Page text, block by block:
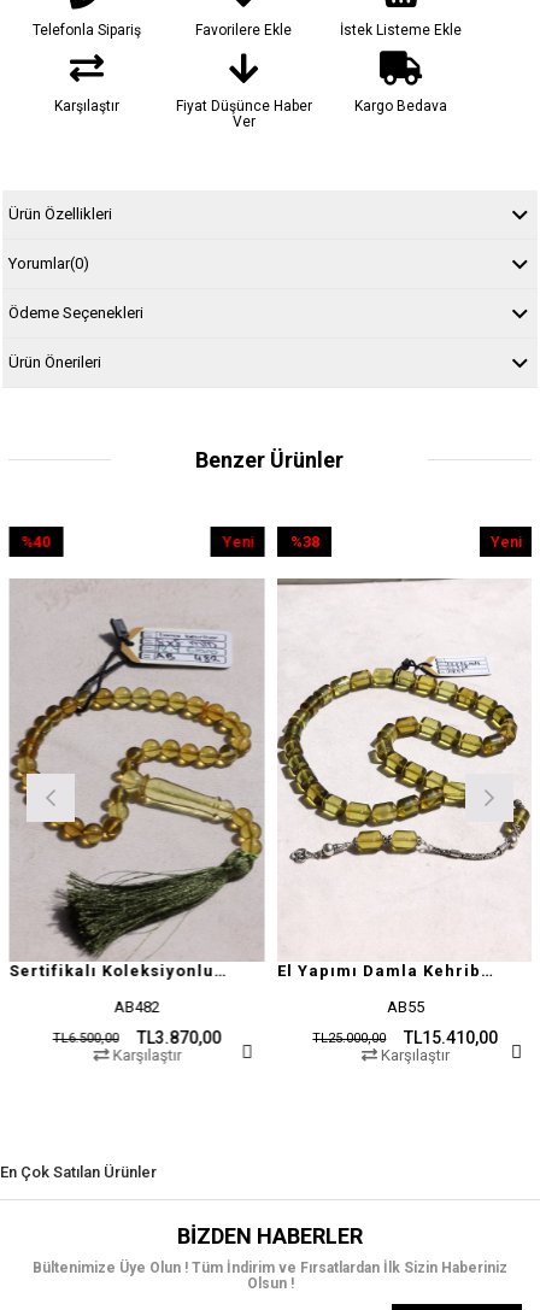
Telefonla Sipariş Favorilere Ekle İstek Listeme Ekle
Karşılaştır
Fiyat Düşünce Haber
Ver
Kargo Bedava
Ürün Özellikleri
Yorumlar(0)
Ödeme Seçenekleri
Ürün Önerileri
Benzer Ürünler
Sertifikalı Koleksiyonluk Özel Seri Damla Kehribar
AB482
TL3.870,00
TL6.500,00
Karşılaştır
El Yapımı Damla Kehribar Tesbih
TL15.410,00
TL25.000,00
%38
Karşılaştır
%2
En Çok Satılan Ürünler
BIZDEN HABERLER
Bültenimize Üye Olun ! Tüm İndirim ve Fırsatlardan İlk Sizin Haberiniz
Olsun !